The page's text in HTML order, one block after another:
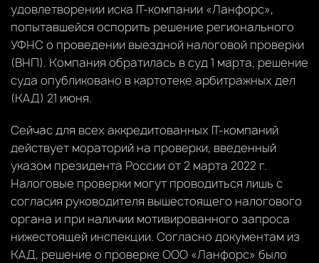
удовлетворении иска IT-компании «Ланфорс»,
попытавшейся оспорить решение регионального
УФНС о проведении выездной налоговой проверки
(ВНП). Компания обратилась в суд 1 марта, решение
суда опубликовано в картотеке арбитражных дел
(КАД) 21 июня.
Сейчас для всех аккредитованных IT-компаний
действует мораторий на проверки, введенный
указом президента России от 2 марта 2022 г.
Налоговые проверки могут проводиться лишь с
согласия руководителя вышестоящего налогового
органа и при наличии мотивированного запроса
нижестоящей инспекции. Согласно документам из
КАД, решение о проверке ООО «Ланфорс» было